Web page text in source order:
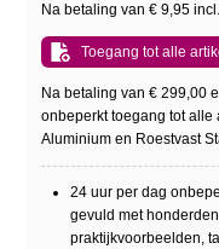
Na betaling van € 9,95
Toegang tot alle
Na betaling van € 299,00
onbeperkt toegang tot
Aluminium en Roestvast
24 uur per dag
gevuld met
praktijkvoorbeelden,